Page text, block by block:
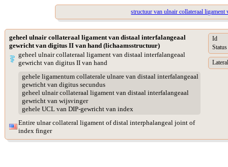
structuur van ulnair collateraal
geheel ulnair collateraal ligament van distaal interfalangeaal
gewricht van digitus II van hand (lichaamsstructuur)
geheel ulnair collateraal ligament van distaal interfalangeaal
gewricht van digitus II van hand
gehele ligamentum collaterale ulnare van distaal interfalangeaal
gewricht van digitus secundus
geheel ulnair collateraal ligament van distaal interfalangeaal
gewricht van wijsvinger
gehele UCL van DIP-gewricht van index
Entire ulnar collateral ligament of distal interphalangeal joint of
index finger
Id
Status